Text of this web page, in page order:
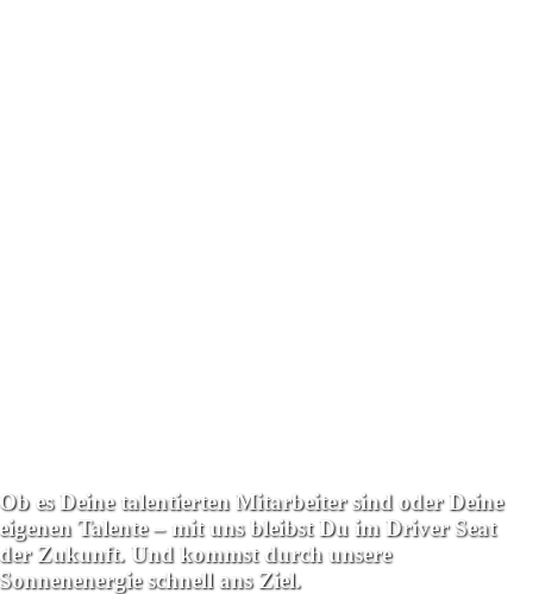
Ob es Deine talentierten Mitarbeiter sind oder Deine
eigenen Talente – mit uns bleibst Du im Driver Seat
der Zukunft. Und kommst durch unsere
Sonnenenergie schnell ans Ziel.